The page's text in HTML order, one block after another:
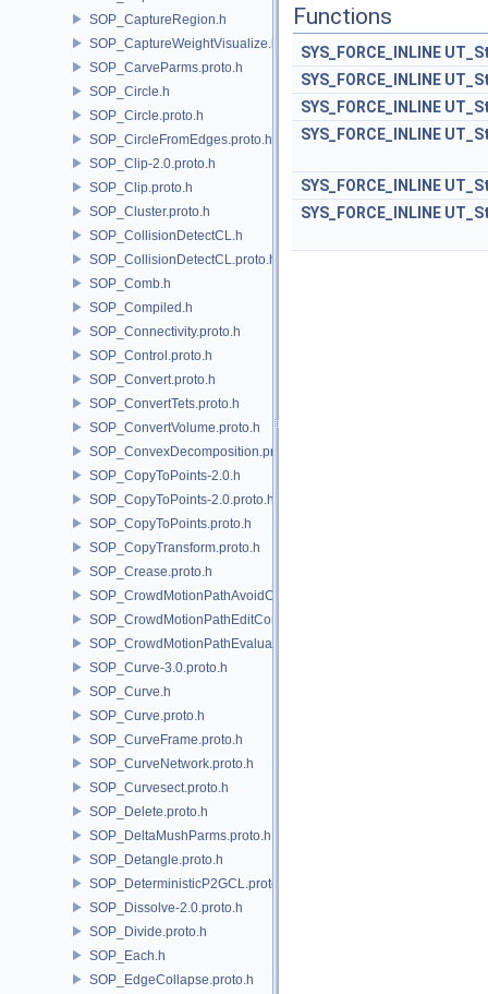
SOP_CaptureRegion.h
SOP_CaptureWeightVisualize.h
SOP_CarveParms.proto.h
SOP_Circle.h
SOP_Circle.proto.h
SOP_CircleFromEdges.proto.h
SOP_Clip-2.0.proto.h
SOP_Clip.proto.h
SOP_Cluster.proto.h
SOP_CollisionDetectCL.h
SOP_CollisionDetectCL.proto.h
SOP_Comb.h
SOP_Compiled.h
SOP_Connectivity.proto.h
SOP_Control.proto.h
SOP_Convert.proto.h
SOP_ConvertTets.proto.h
SOP_ConvertVolume.proto.h
SOP_ConvexDecomposition.proto.h
SOP_CopyToPoints-2.0.h
SOP_CopyToPoints-2.0.proto.h
SOP_CopyToPoints.proto.h
SOP_CopyTransform.proto.h
SOP_Crease.proto.h
SOP_CrowdMotionPathAvoidCore.proto.h
SOP_CrowdMotionPathEditCore.proto.h
SOP_CrowdMotionPathEvaluateCore.proto.h
SOP_Curve-3.0.proto.h
SOP_Curve.h
SOP_Curve.proto.h
SOP_CurveFrame.proto.h
SOP_CurveNetwork.proto.h
SOP_Curvesect.proto.h
SOP_Delete.proto.h
SOP_DeltaMushParms.proto.h
SOP_Detangle.proto.h
SOP_DeterministicP2GCL.proto.h
SOP_Dissolve-2.0.proto.h
SOP_Divide.proto.h
SOP_Each.h
SOP_EdgeCollapse.proto.h
Functions
SYS_FORCE_INLINE
SYS_FORCE_INLINE
SYS_FORCE_INLINE
SYS_FORCE_INLINE
SYS_FORCE_INLINE
SYS_FORCE_INLINE